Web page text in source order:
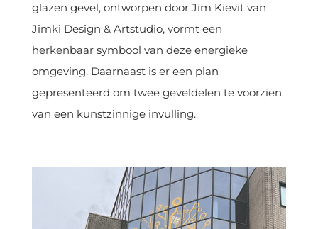
glazen gevel, ontworpen door Jim Kievit van
Jimki Design & Artstudio, vormt een
herkenbaar symbool van deze energieke
omgeving. Daarnaast is er een plan
gepresenteerd om twee geveldelen te voorzien
van een kunstzinnige invulling.